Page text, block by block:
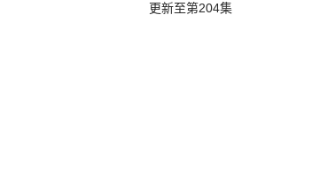
更新至第204集